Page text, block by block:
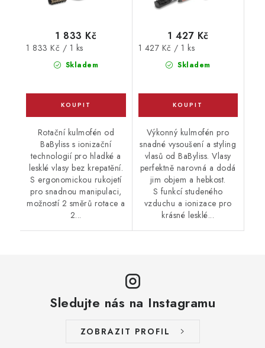
Skladem
1 833 Kč
Měrná
1 833 Kč / 1 ks
Rotační kulmofén od
BaByliss s ionizační
technologií pro hladké a
lesklé vlasy bez krepatění.
S ergonomickou rukojetí
pro snadnou manipulaci,
možností 2 směrů rotace a
2...
Skladem
1 427 Kč
Měrná
1 427 Kč / 1 ks
Výkonný kulmofén pro
snadné vysoušení a styling
vlasů od BaByliss. Vlasy
perfektně narovná a dodá
jim objem a hebkost.
S funkcí studeného
vzduchu a ionizace pro
krásné lesklé...
Sledujte nás na Instagramu
ZOBRAZIT PROFIL